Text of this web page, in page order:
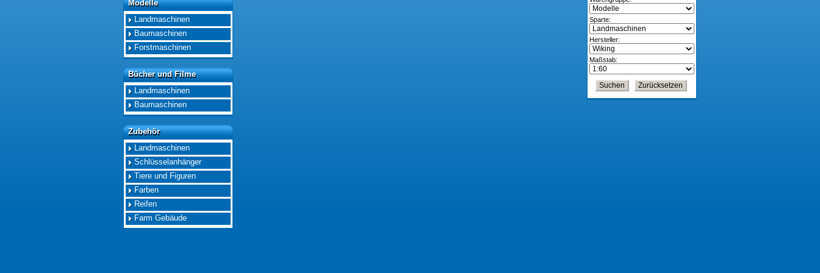
Modelle
Modelle
Landmaschinen
Baumaschinen
Forstmaschinen
Bücher und Filme
Bücher und Filme
Landmaschinen
Baumaschinen
Zubehör
Zubehör
Landmaschinen
Schlüsselanhänger
Tiere und Figuren
Farben
Reifen
Farm Gebäude
Sparte:
Hersteller:
Maßstab: